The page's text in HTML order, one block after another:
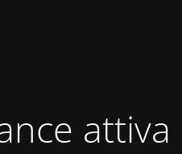
attiva